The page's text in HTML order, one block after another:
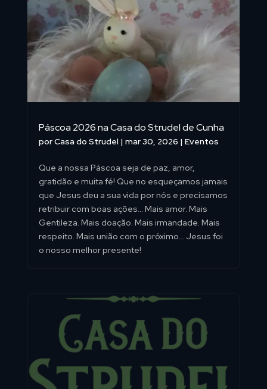
Páscoa 2026 na Casa do Strudel de Cunha
porCasa do Strudel | mar 30, 2026 | Eventos
Que a nossa Páscoa seja de paz, amor,
gratidão e muita fé! Que no esqueçamos jamais
que Jesus deu a sua vida por nós e precisamos
retribuir com boas ações… Mais amor. Mais
Gentileza. Mais doação. Mais irmandade. Mais
respeito. Mais união com o próximo… Jesus foi
o nosso melhor presente!